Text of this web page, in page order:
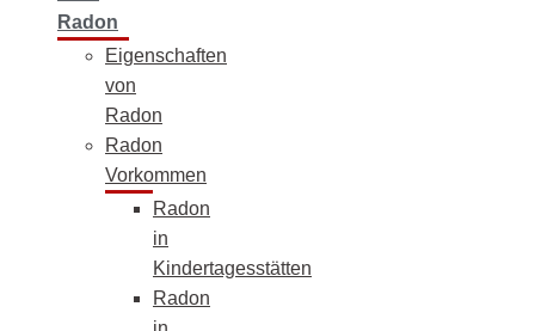
Radon
Eigenschaften
von
Radon
Radon
Vorkommen
Radon
in
Kindertagesstätten
Radon